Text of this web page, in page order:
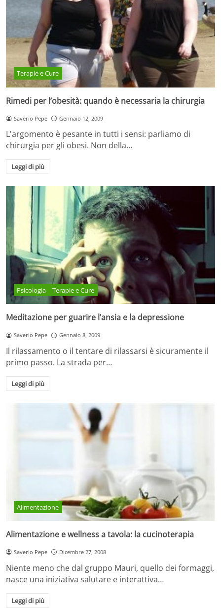
Terapie e Cure
Rimedi per l’obesità: quando è necessaria la chirurgia
Saverio Pepe Gennaio 12, 2009
L'argomento è pesante in tutti i sensi: parliamo di
chirurgia per gli obesi. Non della…
Leggi di più
Psicologia Terapie e Cure
Meditazione per guarire l’ansia e la depressione
Saverio Pepe Gennaio 8, 2009
Il rilassamento o il tentare di rilassarsi è sicuramente il
primo passo. La strada per…
Leggi di più
Alimentazione
Alimentazione e wellness a tavola: la cucinoterapia
Saverio Pepe Dicembre 27, 2008
Niente meno che dal gruppo Mauri, quello dei formaggi,
nasce una iniziativa salutare e interattiva…
Leggi di più